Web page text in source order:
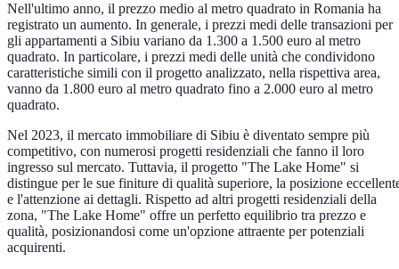
Nell'ultimo anno, il prezzo medio al metro quadrato in Romania ha
registrato un aumento. In generale, i prezzi medi delle transazioni per
gli appartamenti a Sibiu variano da 1.300 a 1.500 euro al metro
quadrato. In particolare, i prezzi medi delle unità che condividono
caratteristiche simili con il progetto analizzato, nella rispettiva area,
vanno da 1.800 euro al metro quadrato fino a 2.000 euro al metro
quadrato.
Nel 2023, il mercato immobiliare di Sibiu è diventato sempre più
competitivo, con numerosi progetti residenziali che fanno il loro
ingresso sul mercato. Tuttavia, il progetto "The Lake Home" si
distingue per le sue finiture di qualità superiore, la posizione
e l'attenzione ai dettagli. Rispetto ad altri progetti residenziali della
zona, "The Lake Home" offre un perfetto equilibrio tra prezzo e
qualità, posizionandosi come un'opzione attraente per potenziali
acquirenti.